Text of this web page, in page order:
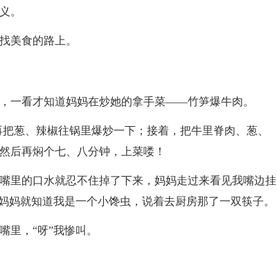
。
美食的路上。
一看才知道妈妈在炒她的拿手菜——竹笋爆牛肉。
葱、辣椒往锅里爆炒一下；接着，把牛里脊肉、葱、
后再焖个七、八分钟，上菜喽！
里的口水就忍不住掉了下来，妈妈走过来看见我嘴边挂
妈就知道我是一个小馋虫，说着去厨房那了一双筷子。
里，“呀”我惨叫。